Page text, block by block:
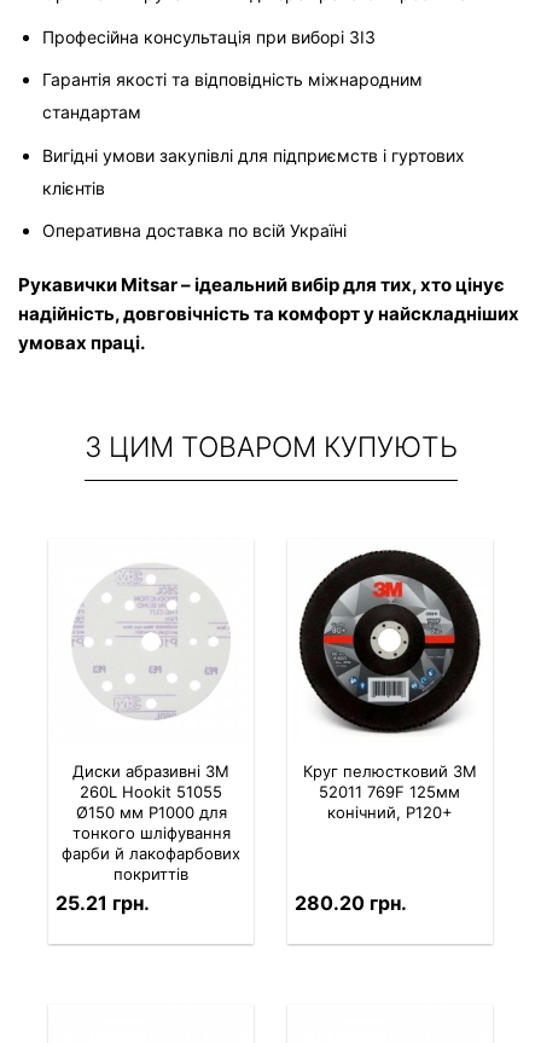
Професійна консультація при виборі ЗІЗ
Гарантія якості та відповідність міжнародним
стандартам
Вигідні умови закупівлі для підприємств і гуртових
клієнтів
Оперативна доставка по всій Україні
Рукавички Mitsar – ідеальний вибір для тих, хто цінує
надійність, довговічність та комфорт у найскладніших
умовах праці.
З ЦИМ ТОВАРОМ КУПУЮТЬ
Диски абразивні 3M
260L Hookit 51055
Ø150 мм P1000 для
тонкого шліфування
фарби й лакофарбових
покриттів
25.21 грн.
Круг пелюстковий 3M
52011 769F 125мм
конічний, P120+
280.20 грн.